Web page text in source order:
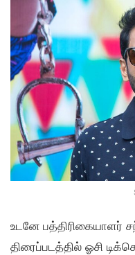
உடனே பத்திரிகையாளர்
திரைப்படத்தில் ஓசி